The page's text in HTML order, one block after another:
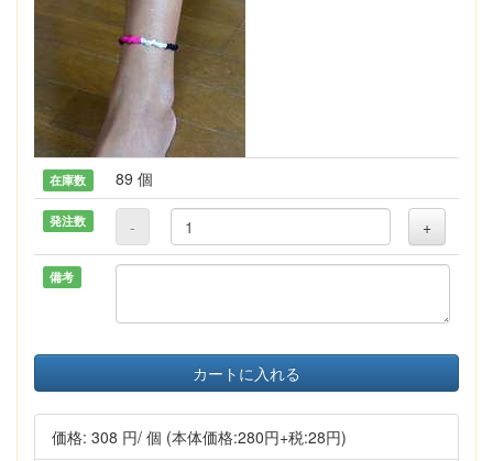
在庫数 89 個
発注数 - +
備考
カートに入れる
価格: 308 円/ 個 (本体価格:280円+税:28円)